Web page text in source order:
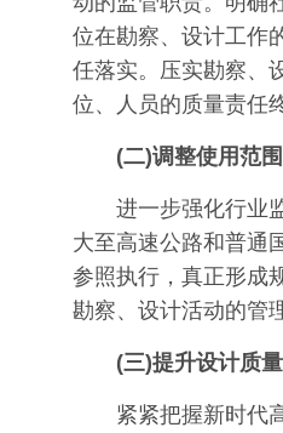
位在勘察、设计工作
任落实。压实勘察、
位、人员的质量责任
(二)调整使用范围
进一步强化行业
大至高速公路和普通
参照执行，真正形成
勘察、设计活动的管
(三)提升设计质量
紧紧把握新时代